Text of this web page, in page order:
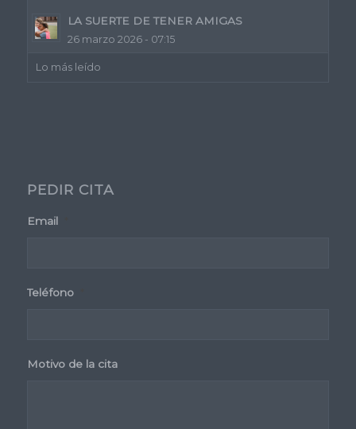
LA SUERTE DE TENER AMIGAS
26 marzo 2026 - 07:15
Lo más leído
PEDIR CITA
Email
Teléfono
Motivo de la cita